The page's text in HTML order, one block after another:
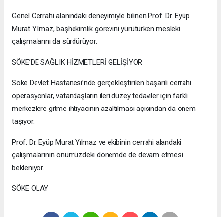
Genel Cerrahi alanındaki deneyimiyle bilinen Prof. Dr. Eyüp
Murat Yılmaz, başhekimlik görevini yürütürken mesleki
çalışmalarını da sürdürüyor.
SÖKE’DE SAĞLIK HİZMETLERİ GELİŞİYOR
Söke Devlet Hastanesi’nde gerçekleştirilen başarılı cerrahi
operasyonlar, vatandaşların ileri düzey tedaviler için farklı
merkezlere gitme ihtiyacının azaltılması açısından da önem
taşıyor.
Prof. Dr. Eyüp Murat Yılmaz ve ekibinin cerrahi alandaki
çalışmalarının önümüzdeki dönemde de devam etmesi
bekleniyor.
SÖKE OLAY